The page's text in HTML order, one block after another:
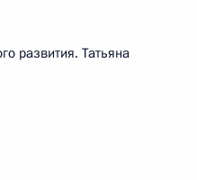
развития. Татьяна